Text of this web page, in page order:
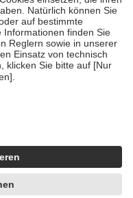
die von der
um echte Bewertungen
4419944605341
Zuhilfenahme künstlicher